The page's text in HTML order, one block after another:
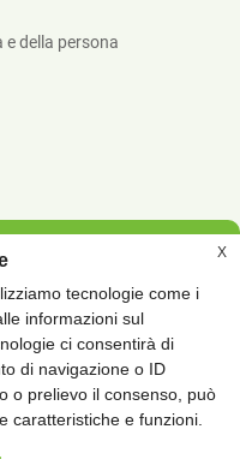
e della persona
I DIRITTI RISERVATI.
SITO
SPECIALE
,AGENTE ANTI-ADESIONE
A BASE ACQUA
PORTADOCUMENTI,
INCHIOSTRO
tecnologie come i
informazioni sul
ci consentirà di
di navigazione o ID
o prelievo il consenso, può
caratteristiche e funzioni.
X